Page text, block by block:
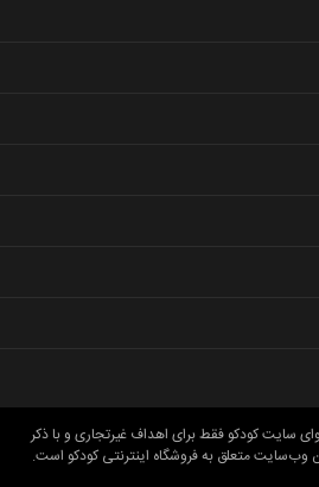
سايت کودکو فقط برای اهداف غیرتجاری و با ذکر
متعلق به فروشگاه اینترنتی کودکو است.